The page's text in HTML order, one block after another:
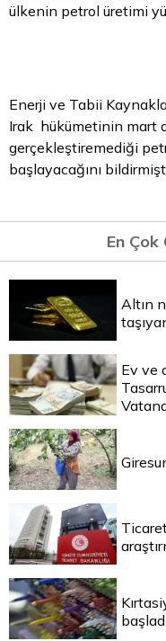
ülkenin petrol üretimi
Enerji ve Tabii
Irak hükümetinin mart
gerçekleştiremediği
başlayacağını
En
Altın
Ev ve